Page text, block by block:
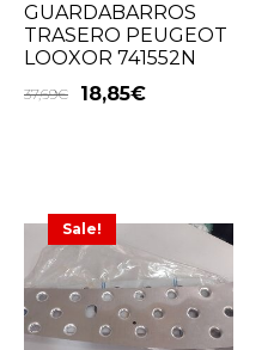
GUARDABARROS
TRASERO PEUGEOT
LOOXOR 741552N
37,69€ 18,85€
Sale!